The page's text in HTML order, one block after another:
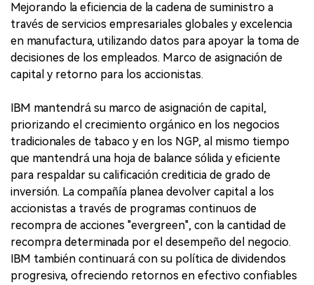
Mejorando la eficiencia de la cadena de suministro a
través de servicios empresariales globales y excelencia
en manufactura, utilizando datos para apoyar la toma de
decisiones de los empleados. Marco de asignación de
capital y retorno para los accionistas.
IBM mantendrá su marco de asignación de capital,
priorizando el crecimiento orgánico en los negocios
tradicionales de tabaco y en los NGP, al mismo tiempo
que mantendrá una hoja de balance sólida y eficiente
para respaldar su calificación crediticia de grado de
inversión. La compañía planea devolver capital a los
accionistas a través de programas continuos de
recompra de acciones "evergreen", con la cantidad de
recompra determinada por el desempeño del negocio.
IBM también continuará con su política de dividendos
progresiva, ofreciendo retornos en efectivo confiables